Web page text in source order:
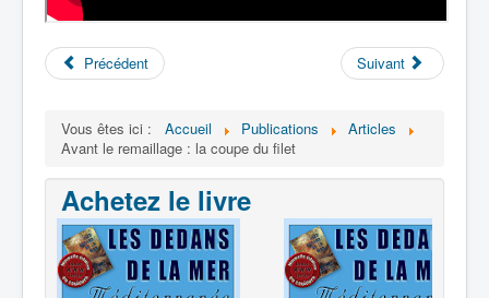
Précédent Suivant
Vous êtes ici : Accueil Publications
Articles
Avant le remaillage : la coupe du filet
Achetez le livre